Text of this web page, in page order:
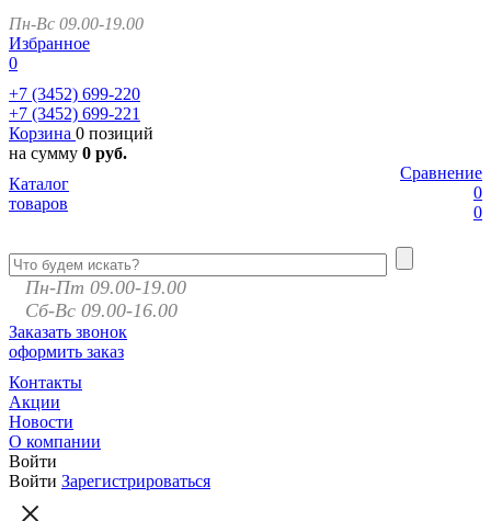
Пн-Вс 09.00-19.00
Избранное
0
+7 (3452) 699-220
+7 (3452) 699-221
Корзина 0 позиций
на сумму 0 руб.
Сравнение
0
0
Каталог
товаров
Пн-Пт 09.00-19.00
Сб-Вс 09.00-16.00
Заказать звонок
оформить заказ
Контакты
Акции
Новости
О компании
Войти
Войти Зарегистрироваться